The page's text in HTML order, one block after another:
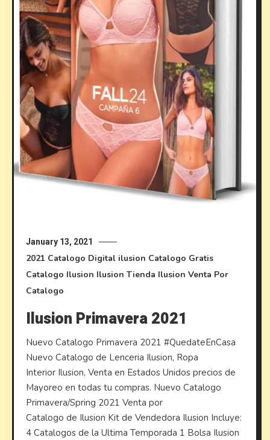
January 13, 2021
2021 Catalogo Digital ilusion Catalogo Gratis
Catalogo Ilusion Ilusion Tienda Ilusion Venta Por
Catalogo
Ilusion Primavera 2021
Nuevo Catalogo Primavera 2021 #QuedateEnCasa
Nuevo Catalogo de Lenceria Ilusion, Ropa
Interior Ilusion, Venta en Estados Unidos precios de
Mayoreo en todas tu compras. Nuevo Catalogo
Primavera/Spring 2021 Venta por
Catalogo de Ilusion Kit de Vendedora Ilusion Incluye:
4 Catalogos de la Ultima Temporada 1 Bolsa Ilusion